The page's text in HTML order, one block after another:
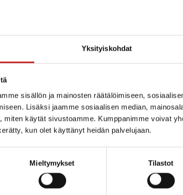
Yksityiskohdat
sisällön ja mainosten räätälöimiseen,
Lisäksi jaamme sosiaalisen median,
miten käytät sivustoamme. Kumppanimme voivat
kun olet käyttänyt heidän palvelujaan.
Mieltymykset Tilastot
kirjasto